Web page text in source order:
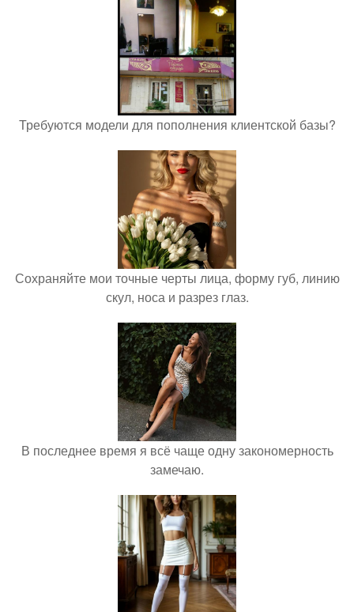
Требуются модели для пополнения клиентской базы?
Сохраняйте мои точные черты лица, форму губ, линию
скул, носа и разрез глаз.
В последнее время я всё чаще одну закономерность
замечаю.